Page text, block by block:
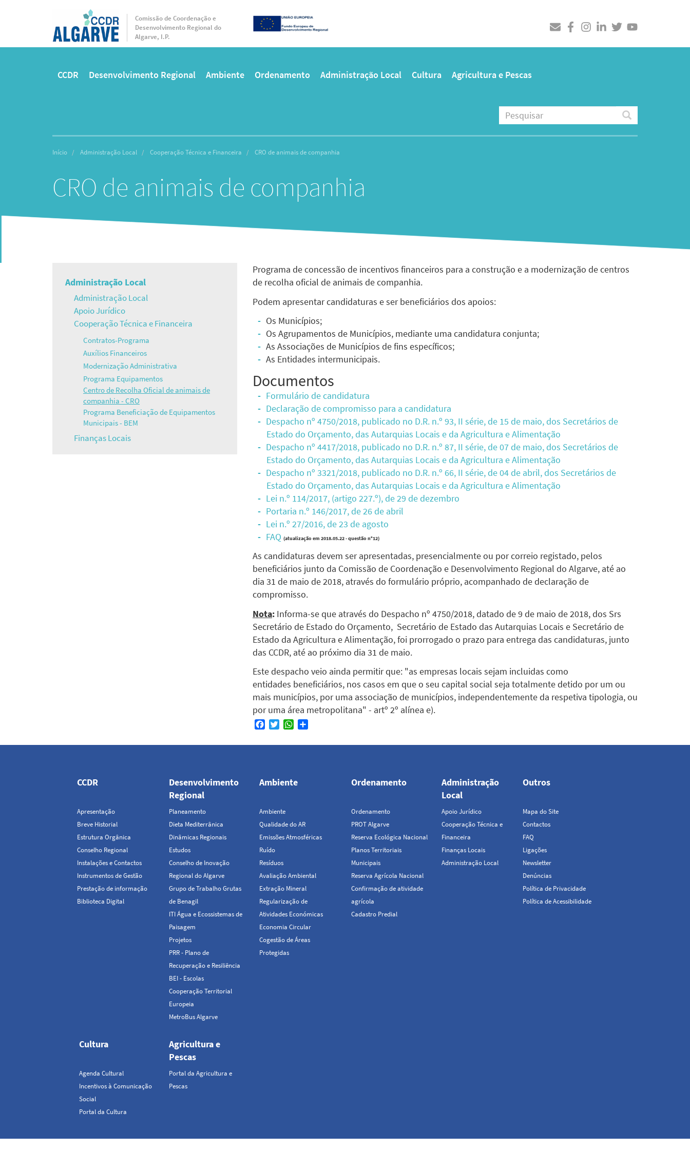
conteúdo
Comissão de Coordenação e
Desenvolvimento Regional do
Algarve, I.P.
CCDR Desenvolvimento Regional Ambiente Ordenamento Administração Local Cultura Agricultura e Pescas
Pesquisar Pesquisar
Início Administração Local Cooperação Técnica e Financeira CRO de animais de companhia
CRO de animais de companhia
Navegação
principal
Administração Local
Administração Local
Apoio Jurídico
Cooperação Técnica e Financeira
Contratos-Programa
Auxílios Financeiros
Modernização Administrativa
Programa Equipamentos
Centro de Recolha Oficial de animais de
companhia - CRO
Programa Beneficiação de Equipamentos
Municipais - BEM
Finanças Locais
Programa de concessão de incentivos financeiros para a construção e a modernização de centros
de recolha oficial de animais de companhia.
Podem apresentar candidaturas e ser beneficiários dos apoios:
Os Municípios;
Os Agrupamentos de Municípios, mediante uma candidatura conjunta;
As Associações de Municípios de fins específicos;
As Entidades intermunicipais.
Documentos
Formulário de candidatura
Declaração de compromisso para a candidatura
Despacho nº 4750/2018, publicado no D.R. n.º 93, II série, de 15 de maio, dos Secretários de
Estado do Orçamento, das Autarquias Locais e da Agricultura e Alimentação
Despacho nº 4417/2018, publicado no D.R. n.º 87, II série, de 07 de maio, dos Secretários de
Estado do Orçamento, das Autarquias Locais e da Agricultura e Alimentação
Despacho nº 3321/2018, publicado no D.R. n.º 66, II série, de 04 de abril, dos Secretários de
Estado do Orçamento, das Autarquias Locais e da Agricultura e Alimentação
Lei n.º 114/2017, (artigo 227.º), de 29 de dezembro
Portaria n.º 146/2017, de 26 de abril
Lei n.º 27/2016, de 23 de agosto
FAQ (atualização em 2018.05.22 - questão nº12)
As candidaturas devem ser apresentadas, presencialmente ou por correio registado, pelos
beneficiários junto da Comissão de Coordenação e Desenvolvimento Regional do Algarve, até ao
dia 31 de maio de 2018, através do formulário próprio, acompanhado de declaração de
compromisso.
Nota:Informa-se que através do Despacho nº 4750/2018, datado de 9 de maio de 2018, dos Srs
Secretário de Estado do Orçamento, Secretário de Estado das Autarquias Locais e Secretário de
Estado da Agricultura e Alimentação, foi prorrogado o prazo para entrega das candidaturas, junto
das CCDR, até ao próximo dia 31 de maio.
Este despacho veio ainda permitir que: "as empresas locais sejam incluidas como
entidades beneficiários, nos casos em que o seu capital social seja totalmente detido por um ou
mais municípios, por uma associação de municípios, independentemente da respetiva tipologia, ou
por uma área metropolitana" - artº 2º alínea e).
Facebook
TwitterWhatsApp
Share
principal
CCDR
Apresentação
Breve Historial
Estrutura Orgânica
Conselho Regional
Instalações e Contactos
Instrumentos de Gestão
Prestação de informação
Biblioteca Digital
Desenvolvimento
Regional
Planeamento
Dieta Mediterrânica
Dinâmicas Regionais
Estudos
Conselho de Inovação
Regional do Algarve
Grupo de Trabalho Grutas
de Benagil
ITI Água e Ecossistemas de
Paisagem
Projetos
PRR - Plano de
Recuperação e Resiliência
BEI - Escolas
Cooperação Territorial
Europeia
MetroBus Algarve
Ambiente
Ambiente
Qualidade do AR
Emissões Atmosféricas
Ruído
Resíduos
Avaliação Ambiental
Extração Mineral
Regularização de
Atividades Económicas
Economia Circular
Cogestão de Áreas
Protegidas
Ordenamento
Ordenamento
PROT Algarve
Reserva Ecológica Nacional
Planos Territoriais
Municipais
Reserva Agrícola Nacional
Confirmação de atividade
agrícola
Cadastro Predial
Administração
Local
Apoio Jurídico
Cooperação Técnica e
Financeira
Finanças Locais
Administração Local
Cultura
Agenda Cultural
Incentivos à Comunicação
Social
Portal da Cultura
Agricultura e
Pescas
Portal da Agricultura e
Pescas
Menu
Outros
Mapa do Site
Contactos
FAQ
Ligações
Newsletter
Denúncias
Política de Privacidade
Política de Acessibilidade